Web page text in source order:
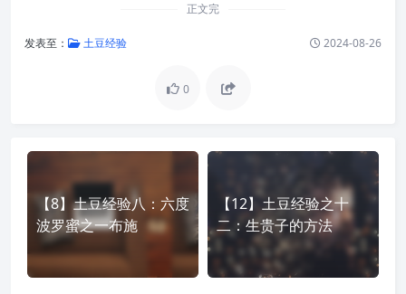
正文完
发表至： 土豆经验 2024-08-26
0
【8】土豆经验八：六度
波罗蜜之一布施
【12】土豆经验之十
二：生贵子的方法